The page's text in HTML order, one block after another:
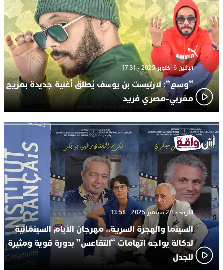
الإثنين 6 أكتوبر 2025 - 17:31
“وسع”: لارتيست بن يوسف يُطلق أغنية جديدة بمزيج
مغربي-مصري فريد
الأربعاء 24 سبتمبر 2025 - 13:58
السينما والهجرة السرية.. مهرجان الأيام السينمائية
لدكالة يواجه اتهامات “التقاعس” بدورة قوية ومثيرة
للجدل